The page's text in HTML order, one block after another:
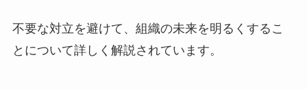
不要な対立を避けて、組織の未来を明るくするこ
とについて詳しく解説されています。